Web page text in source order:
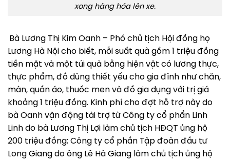
xong hàng hóa lên xe.
Bà Lương Thị Kim Oanh – Phó chủ tịch Hội đồng họ
Lương Hà Nội cho biết, mỗi suất quà gồm 1 triệu đồng
tiền mặt và một túi quà bằng hiện vật có lương thực,
thực phẩm, đồ dùng thiết yếu cho gia đình như chăn,
màn, quần áo, thuốc men và đồ gia dụng với trị giá
khoảng 1 triệu đồng. Kinh phí cho đợt hỗ trợ này do
bà Oanh vận động tài trợ từ Công ty cổ phẩn Linh
Linh do bà Lương Thị Lợi làm chủ tịch HĐQT ủng hộ
200 triệu đồng; Công ty cổ phần Tập đoàn đầu tư
Long Giang do ông Lê Hà Giang làm chủ tịch ủng hộ